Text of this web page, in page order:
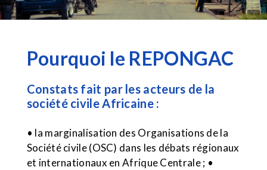
Pourquoi le REPONGAC
Constats fait par les acteurs de la
société civile Africaine :
• la marginalisation des Organisations de la
Société civile (OSC) dans les débats régionaux
et internationaux en Afrique Centrale ; •